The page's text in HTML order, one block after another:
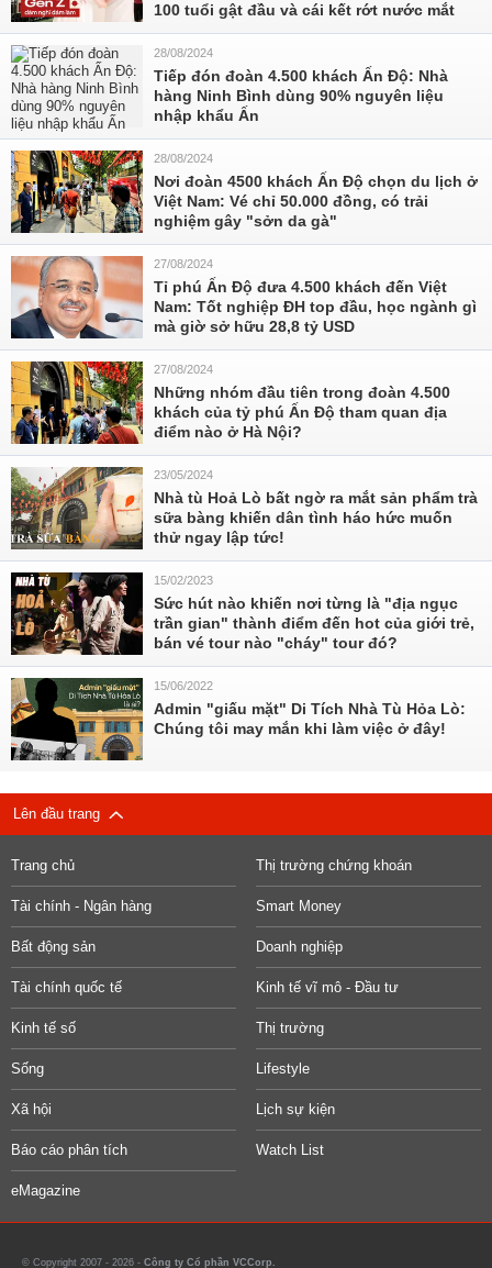
100 tuổi gật đầu và cái kết rớt nước mắt
28/08/2024
Tiếp đón đoàn 4.500 khách Ấn Độ: Nhà
hàng Ninh Bình dùng 90% nguyên liệu
nhập khẩu Ấn
28/08/2024
Nơi đoàn 4500 khách Ấn Độ chọn du lịch ở
Việt Nam: Vé chỉ 50.000 đồng, có trải
nghiệm gây "sởn da gà"
27/08/2024
Tỉ phú Ấn Độ đưa 4.500 khách đến Việt
Nam: Tốt nghiệp ĐH top đầu, học ngành gì
mà giờ sở hữu 28,8 tỷ USD
27/08/2024
Những nhóm đầu tiên trong đoàn 4.500
khách của tỷ phú Ấn Độ tham quan địa
điểm nào ở Hà Nội?
23/05/2024
Nhà tù Hoả Lò bất ngờ ra mắt sản phẩm trà
sữa bàng khiến dân tình háo hức muốn
thử ngay lập tức!
15/02/2023
Sức hút nào khiến nơi từng là "địa ngục
trần gian" thành điểm đến hot của giới trẻ,
bán vé tour nào "cháy" tour đó?
15/06/2022
Admin "giấu mặt" Di Tích Nhà Tù Hỏa Lò:
Chúng tôi may mắn khi làm việc ở đây!
Lên đầu trang
Trang chủ Thị trường chứng khoán
Tài chính - Ngân hàng Smart Money
Bất động sản Doanh nghiệp
Tài chính quốc tế Kinh tế vĩ mô - Đầu tư
Kinh tế số Thị trường
Sống Lifestyle
Xã hội Lịch sự kiện
Báo cáo phân tích Watch List
eMagazine
© Copyright 2007 - 2026 - Công ty Cổ phần VCCorp.